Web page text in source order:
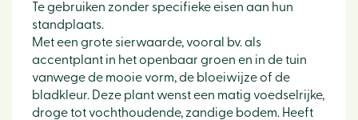
Te gebruiken zonder specifieke eisen aan hun
standplaats.
Met een grote sierwaarde, vooral bv. als
accentplant in het openbaar groen en in de tuin
vanwege de mooie vorm, de bloeiwijze of de
bladkleur. Deze plant wenst een matig voedselrijke,
droge tot vochthoudende, zandige bodem. Heeft